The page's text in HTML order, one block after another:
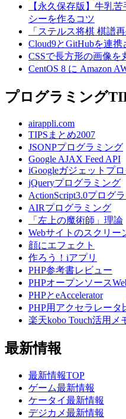
【永久保存版】牛乳
シーを作るコツ
「ステルス将棋 棋譜
Cloud9とGitHubを連携
CSSで長方形の画像を
CentOS 8 に Amazon
プログラミング
airappli.com
TIPSまとめ2007
JSONPプログラミング
Google AJAX Feed API
iGoogleガジェットプ
jQueryプログラミング
ActionScript3.0プログ
AIRプログラミング
「左上の魔術師」理論
Webサイトのスクリー
顔にエフェクト
作ろう！iアプリ
PHP参考書レビュー
PHPオープンソース
PHPとeAccelerator
PHP用アクセラレータ
楽天kobo Touch活用メ
最新情報
最新情報TOP
ゲーム最新情報
ケータイ最新情報
デジカメ最新情報